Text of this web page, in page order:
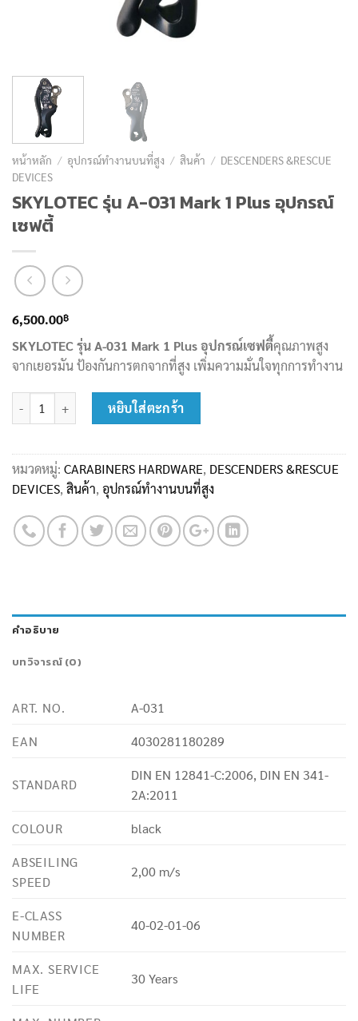
หน้าหลัก / อุปกรณ์ทำงานบนที่สูง / สินค้า / DESCENDERS &RESCUE
DEVICES
SKYLOTEC รุ่น A-031 Mark 1 Plus อุปกรณ์
เซฟตี้
6,500.00฿
SKYLOTEC รุ่น A-031 Mark 1 Plusอุปกรณ์เซฟตี้คุณภาพสูง
จากเยอรมัน ป้องกันการตกจากที่สูง เพิ่มความมั่นใจทุกการทำงาน
จำนวน SKYLOTEC รุ่น A-031 Mark 1 Plus อุปกรณ์เซฟตี้ ชิ้น
หยิบใส่ตะกร้า
หมวดหมู่: CARABINERS HARDWARE, DESCENDERS &RESCUE
DEVICES, สินค้า, อุปกรณ์ทำงานบนที่สูง
คำอธิบาย
บทวิจารณ์ (0)
ART. NO.
A-031
EAN
4030281180289
STANDARD
DIN EN 12841-C:2006, DIN EN 341-
2A:2011
COLOUR
black
ABSEILING
SPEED
2,00 m/s
E-CLASS
NUMBER
40-02-01-06
MAX. SERVICE
LIFE
30 Years